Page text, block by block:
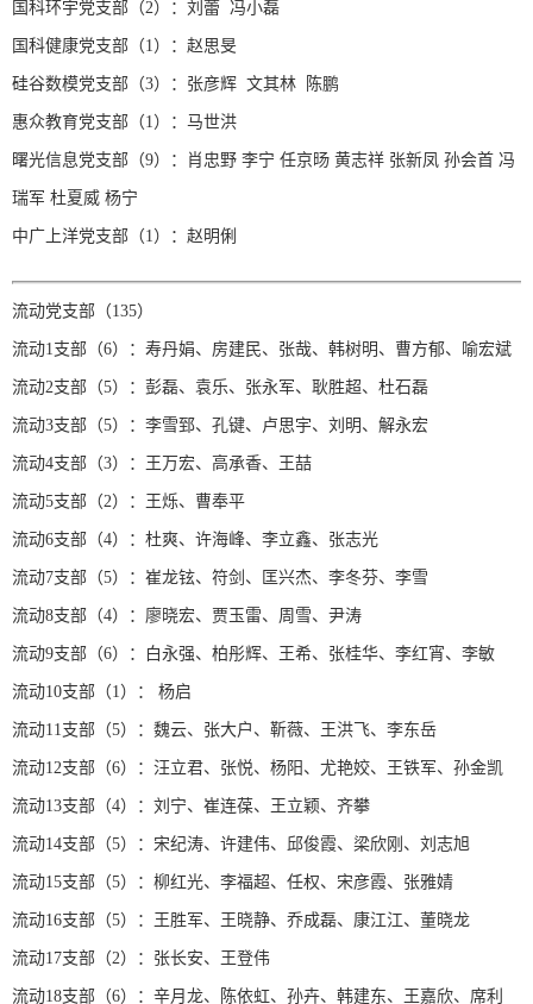
国科环宇党支部（2）：刘蕾 冯小磊
国科健康党支部（1）：赵思旻
硅谷数模党支部（3）：张彦辉 文其林 陈鹏
惠众教育党支部（1）：马世洪
曙光信息党支部（9）：肖忠野 李宁 任京旸 黄志祥 张新凤 孙会首 冯
瑞军 杜夏威 杨宁
中广上洋党支部（1）：赵明俐
流动党支部（135）
流动1支部（6）：寿丹娟、房建民、张哉、韩树明、曹方郁、喻宏斌
流动2支部（5）：彭磊、袁乐、张永军、耿胜超、杜石磊
流动3支部（5）：李雪郅、孔键、卢思宇、刘明、解永宏
流动4支部（3）：王万宏、高承香、王喆
流动5支部（2）：王烁、曹奉平
流动6支部（4）：杜爽、许海峰、李立鑫、张志光
流动7支部（5）：崔龙铉、符剑、匡兴杰、李冬芬、李雪
流动8支部（4）：廖晓宏、贾玉雷、周雪、尹涛
流动9支部（6）：白永强、柏彤辉、王希、张桂华、李红宵、李敏
流动10支部（1）： 杨启
流动11支部（5）：魏云、张大户、靳薇、王洪飞、李东岳
流动12支部（6）：汪立君、张悦、杨阳、尤艳姣、王铁军、孙金凯
流动13支部（4）：刘宁、崔连葆、王立颖、齐攀
流动14支部（5）：宋纪涛、许建伟、邱俊霞、梁欣刚、刘志旭
流动15支部（5）：柳红光、李福超、任权、宋彦霞、张雅婧
流动16支部（5）：王胜军、王晓静、乔成磊、康江江、董晓龙
流动17支部（2）：张长安、王登伟
流动18支部（6）：辛月龙、陈依虹、孙卉、韩建东、王嘉欣、席利